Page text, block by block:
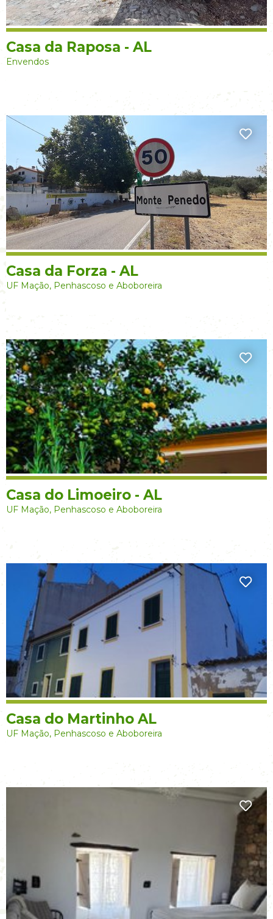
Casa da Raposa - AL
Envendos
Casa da Forza - AL
UF Mação, Penhascoso e Aboboreira
Casa do Limoeiro - AL
UF Mação, Penhascoso e Aboboreira
Casa do Martinho AL
UF Mação, Penhascoso e Aboboreira